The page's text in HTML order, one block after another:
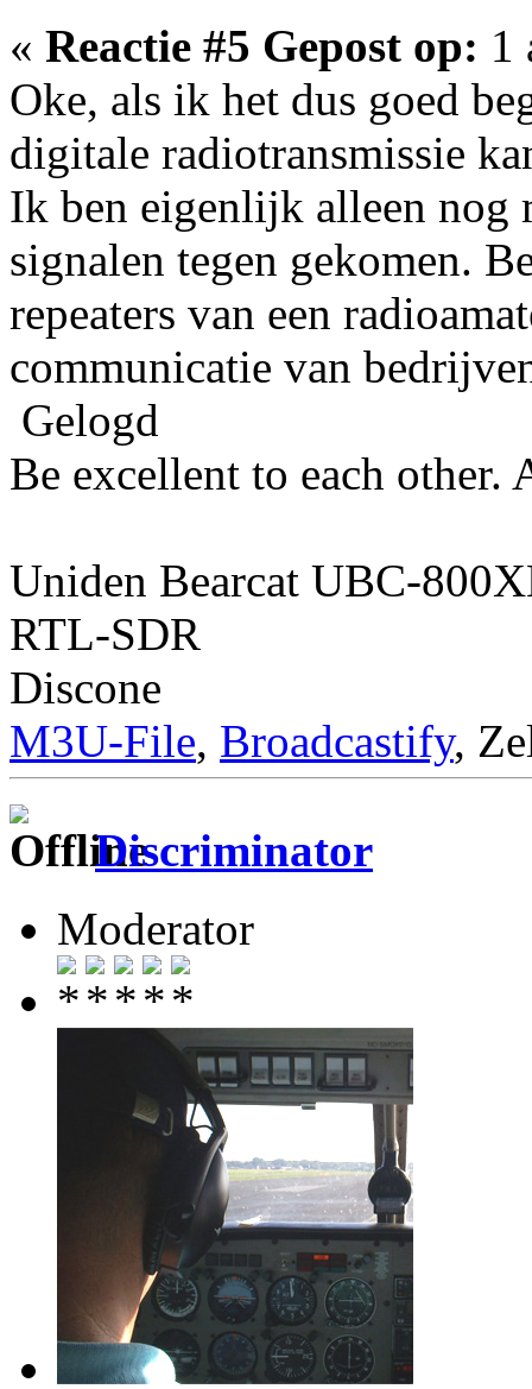
« Reactie #5 Gepost op: 1
Oke, als ik het dus goed
digitale radiotransmissie
Ik ben eigenlijk alleen nog
signalen tegen gekomen.
repeaters van een
communicatie van
Gelogd
Be excellent to each other.
Uniden Bearcat UBC-
RTL-SDR
Discone
M3U-File, Broadcastify,
Discriminator
Moderator